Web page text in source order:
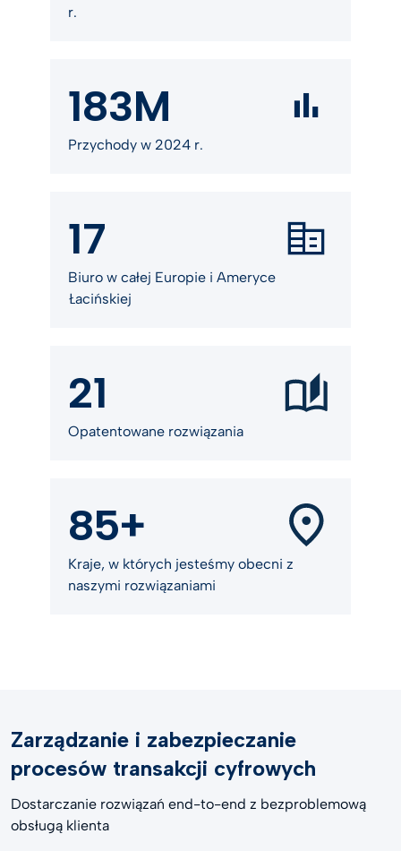
r.
183M
Przychody w 2024 r.
17
Biuro w całej Europie i Ameryce
Łacińskiej
21
Opatentowane rozwiązania
85+
Kraje, w których jesteśmy obecni z
naszymi rozwiązaniami
Zarządzanie i zabezpieczanie
procesów transakcji cyfrowych
Dostarczanie rozwiązań end-to-end z bezproblemową
obsługą klienta